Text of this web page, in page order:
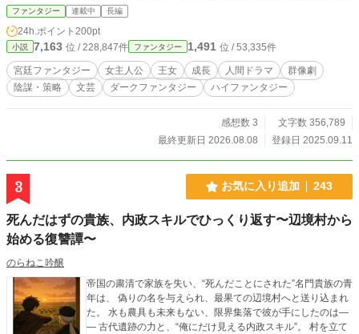
をいつしか信仰の対象へと導く。 不敵な笑みを浮かべ奔走す
る少女が真に望むのは、仲間達とのささやかな幸せ。 渦巻く
陰謀と愛憎、人の情が交錯する。 Web小説では少し珍しい、
一般文芸寄りの群像宮廷ファンタジー。 最後に笑うのは……
だれ？ 「ボンボンを召し上がったら？甘い物がお好きなので
しょう」 「いただきます。あら、潰れてしまいました」 ※18
世紀後半のヨーロッパ諸国の歴史を基にした世界観です。 ※
ちらからどうぞ。 https://youtu.be/QOX4x16ZYRs?si=Yqx_4d
ファンタジー 連載中 長編
24h.ポイント 200pt
小説 7,163 位 / 228,847件 ファンタジー 1,491 位 / 53,335件
宮廷ファンタジー 女主人公 王女 成長 人間ドラマ
群像劇
陰謀・策略
文芸 ダークファンタジー ハイファンタジー
感想数 3
文字数 356,789
最終更新日 2026.08.08
登録日 2025.09.11
3 お気に入り追加 243
死んだはずの貴族、内政スキルでひっくり返す〜辺境村から
始める復讐譚〜
のらねこ吟醸
帝国の粛清で家族を失い、“死んだことにされた”名門貴族の青
年は、 偽りの名を与えられ、最果ての辺境村へと送り込まれ
た。 水も農具も未来もない、限界集落で彼が手にしたのは―
― 古代遺跡の力と、“俺にだけ見える内政スキル”。 村を立て